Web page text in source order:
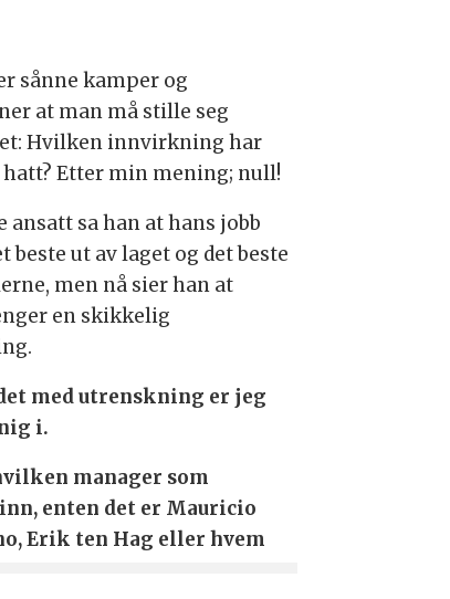
sånne kamper og
at man må stille seg
Hvilken innvirkning har
Etter min mening; null!
ansatt sa han at hans jobb
beste ut av laget og det beste
men nå sier han at
en skikkelig
med utrenskning er jeg
i.
manager som
enten det er Mauricio
Erik ten Hag eller hvem